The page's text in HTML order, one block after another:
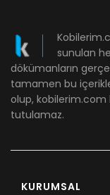
sunulan
dökümanların
tamamen bu
olup, kobilerim.com
tutulamaz.
KURUMSAL